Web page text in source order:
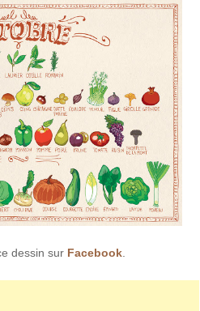
dessin sur Facebook.